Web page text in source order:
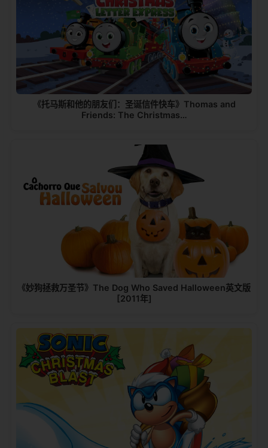
《托马斯和他的朋友们：圣诞信件快车》Thomas and
Friends: The Christmas…
《妙狗拯救万圣节》The Dog Who Saved Halloween英文版
[2011年]